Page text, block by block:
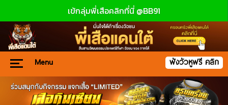
เข้กลุ่มพี่เสือคลิกที่นี่ @BB91
Menu ฟังวัวหูฟรี คลิก